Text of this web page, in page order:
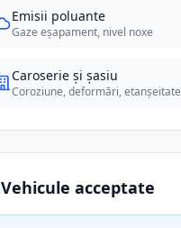
Emisii poluante
Gaze eșapament, nivel noxe
Caroserie și șasiu
Coroziune, deformări, etanșeitate
Vehicule acceptate